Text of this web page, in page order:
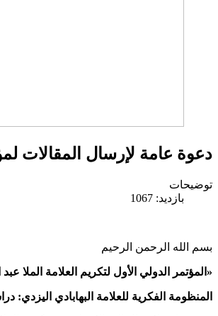
دعوة عامة لإرسال المقالات
توضیحات
بازدید: 1067
بسم الله الرحمن الرحيم
«المؤتمر الدولي الأول لتكريم العلامة الملا عبد
المنظومة الفكرية للعلامة البهابادي اليزدي: